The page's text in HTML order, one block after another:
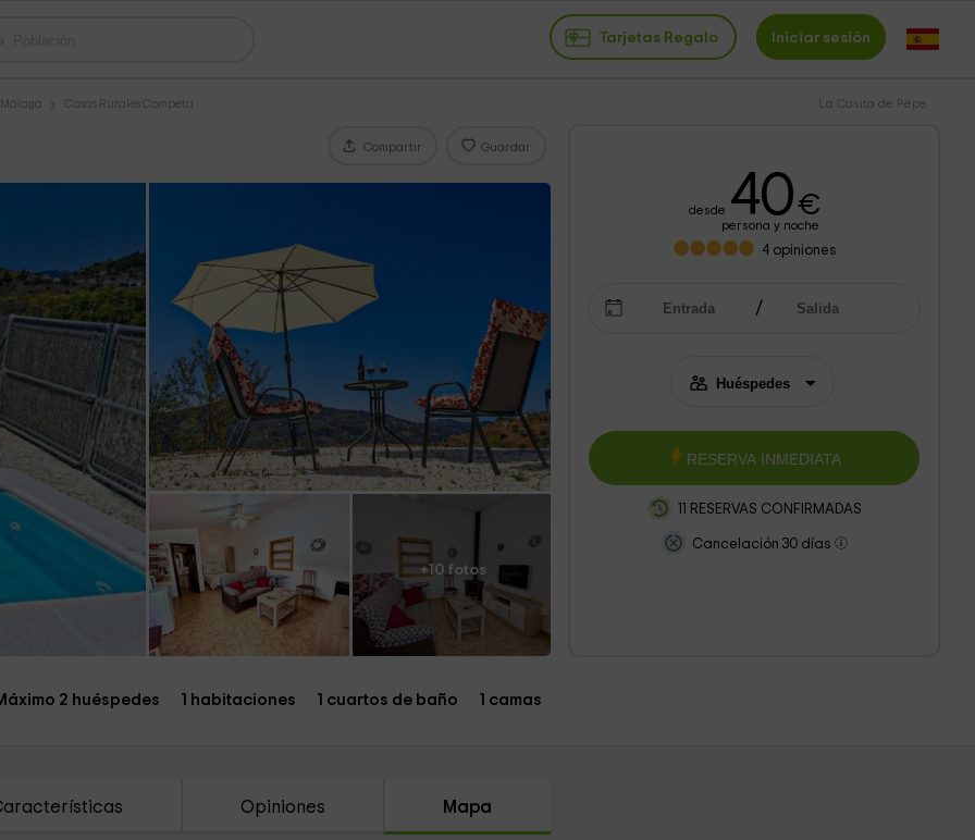
Tarjetas Regalo Iniciar sesión
Málaga Casas Rurales Competa La Casita de Pepe
Compartir Guardar
+10 fotos
desde 40€
persona y noche
4 opiniones
RESERVA INMEDIATA
11 RESERVAS CONFIRMADAS
Cancelación 30 días
2 huéspedes 1 habitaciones 1 cuartos de baño 1 camas
Opiniones Mapa